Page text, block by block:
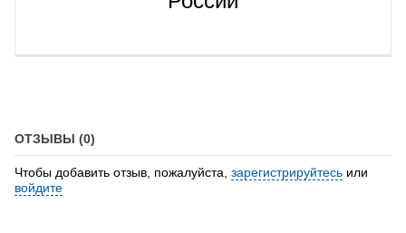
ОТЗЫВЫ (0)
Чтобы добавить отзыв, пожалуйста, зарегистрируйтесь или
войдите